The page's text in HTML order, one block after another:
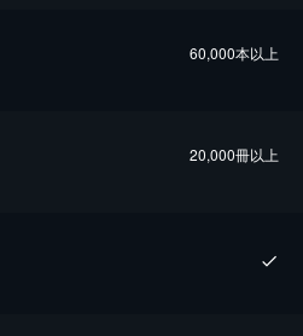
60,000本以上
20,000冊以上